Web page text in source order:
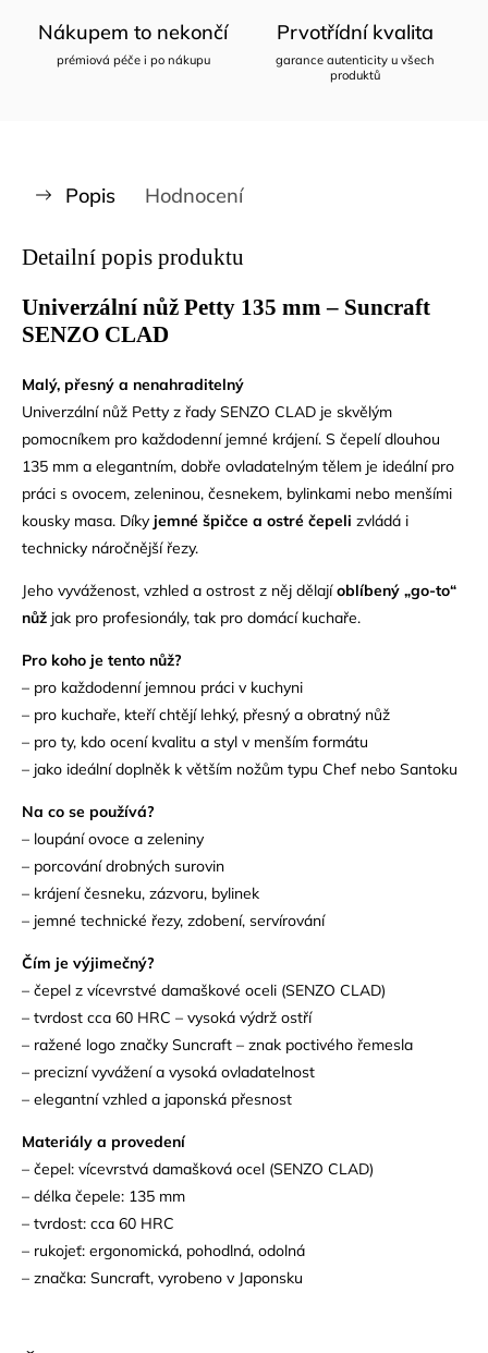
Nákupem to nekončí
prémiová péče i po nákupu
Prvotřídní kvalita
garance autenticity u všech
produktů
Popis Hodnocení
Detailní popis produktu
Univerzální nůž Petty 135 mm – Suncraft
SENZO CLAD
Malý, přesný a nenahraditelný
Univerzální nůž Petty z řady SENZO CLAD je skvělým
pomocníkem pro každodenní jemné krájení. S čepelí dlouhou
135 mm a elegantním, dobře ovladatelným tělem je ideální pro
práci s ovocem, zeleninou, česnekem, bylinkami nebo menšími
kousky masa. Díky jemné špičce a ostré čepeli zvládá i
technicky náročnější řezy.
Jeho vyváženost, vzhled a ostrost z něj dělajíoblíbený „go-to“
nůž jak pro profesionály, tak pro domácí kuchaře.
Pro koho je tento nůž?
– pro každodenní jemnou práci v kuchyni
– pro kuchaře, kteří chtějí lehký, přesný a obratný nůž
– pro ty, kdo ocení kvalitu a styl v menším formátu
– jako ideální doplněk k větším nožům typu Chef nebo Santoku
Na co se používá?
– loupání ovoce a zeleniny
– porcování drobných surovin
– krájení česneku, zázvoru, bylinek
– jemné technické řezy, zdobení, servírování
Čím je výjimečný?
– čepel z vícevrstvé damaškové oceli (SENZO CLAD)
– tvrdost cca 60 HRC – vysoká výdrž ostří
– ražené logo značky Suncraft – znak poctivého řemesla
– precizní vyvážení a vysoká ovladatelnost
– elegantní vzhled a japonská přesnost
Materiály a provedení
– čepel: vícevrstvá damašková ocel (SENZO CLAD)
– délka čepele: 135 mm
– tvrdost: cca 60 HRC
– rukojeť: ergonomická, pohodlná, odolná
– značka: Suncraft, vyrobeno v Japonsku